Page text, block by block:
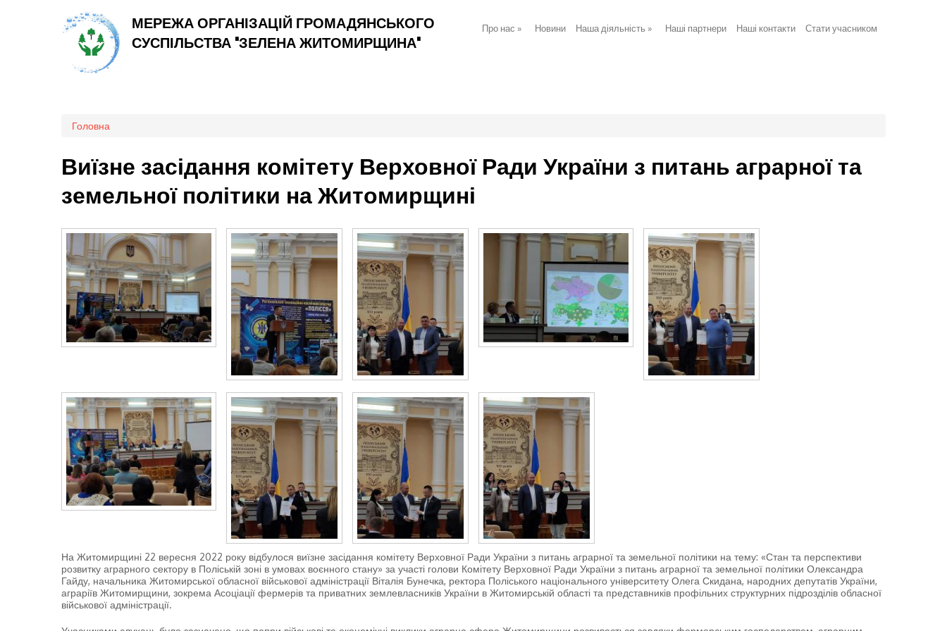
МЕРЕЖА ОРГАНІЗАЦІЙ ГРОМАДЯНСЬКОГО
СУСПІЛЬСТВА "ЗЕЛЕНА ЖИТОМИРЩИНА"
Про нас » Новини Наша діяльність » Наші партнери Наші контакти Стати учасником
Ви є тут
Головна
Виїзне засідання комітету Верховної Ради України з питань аграрної та
земельної політики на Житомирщині
На Житомирщині 22 вересня 2022 року відбулося виїзне засідання комітету Верховної Ради України з питань аграрної та земельної політики на тему: «Стан та перспективи
розвитку аграрного сектору в Поліській зоні в умовах воєнного стану» за участі голови Комітету Верховної Ради України з питань аграрної та земельної політики Олександра
Гайду, начальника Житомирської обласної військової адміністрації Віталія Бунечка, ректора Поліського національного університету Олега Скидана, народних депутатів України,
аграріїв Житомирщини, зокрема Асоціації фермерів та приватних землевласників України в Житомирській області та представників профільних структурних підрозділів обласної
військової адміністрації.